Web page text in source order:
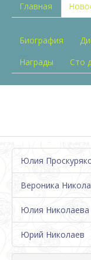
Главная
Биография
Награды
Сто
Юлия
Вероника
Юлия Николаева
Юрий Николаев